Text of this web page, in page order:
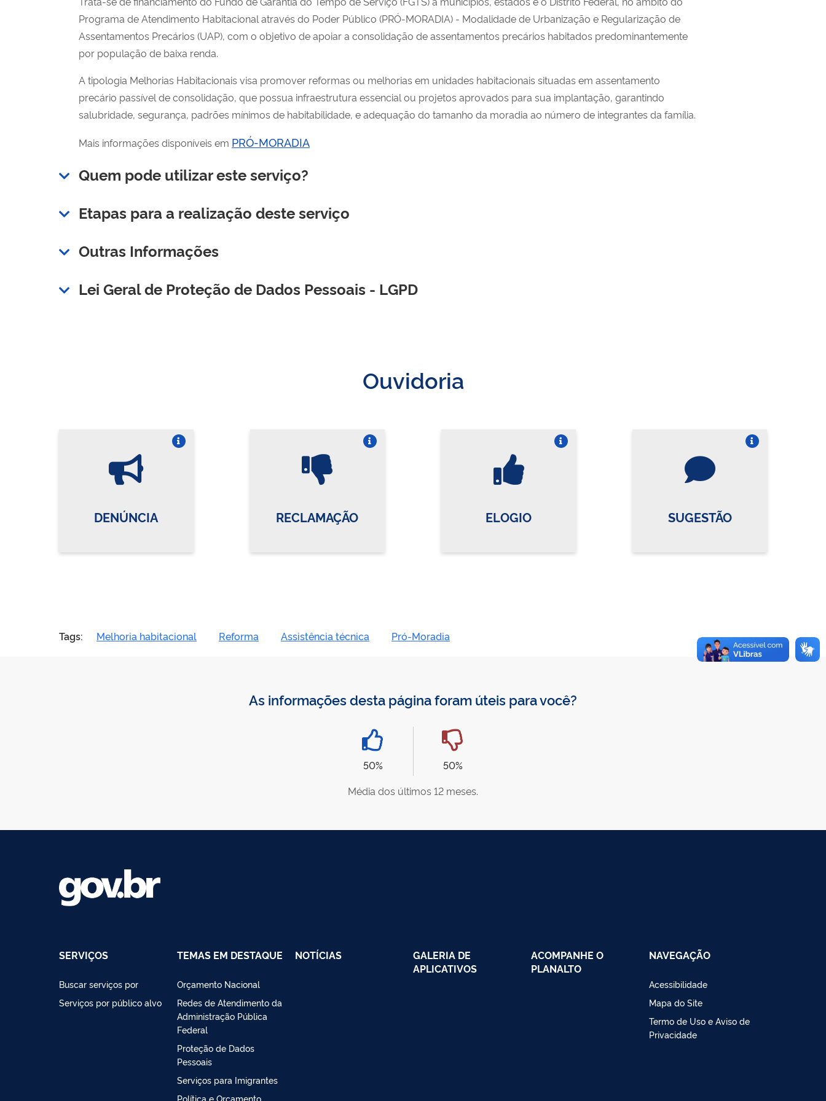
Programa de Atendimento Habitacional através do Poder Público (PRÓ-MORADIA) - Modalidade de Urbanização e Regularização de
Assentamentos Precários (UAP), com o objetivo de apoiar a consolidação de assentamentos precários habitados predominantemente
por população de baixa renda.
A tipologia Melhorias Habitacionais visa promover reformas ou melhorias em unidades habitacionais situadas em assentamento
precário passível de consolidação, que possua infraestrutura essencial ou projetos aprovados para sua implantação, garantindo
salubridade, segurança, padrões mínimos de habitabilidade, e adequação do tamanho da moradia ao número de integrantes da família.
Mais informações disponíveis em PRÓ-MORADIA
Quem pode utilizar este serviço?
Etapas para a realização deste serviço
Outras Informações
Lei Geral de Proteção de Dados Pessoais - LGPD
Ouvidoria
DENÚNCIA RECLAMAÇÃO ELOGIO SUGESTÃO
Tags: Melhoria habitacional Reforma Assistência técnica Pró-Moradia
As informações desta página foram úteis para você?
50%
50%
Média dos últimos 12 meses.
SERVIÇOS
Buscar serviços por
Serviços por público alvo
TEMAS EM DESTAQUE
Orçamento Nacional
Redes de Atendimento da
Administração Pública
Federal
Proteção de Dados
Pessoais
Serviços para Imigrantes
Política e Orçamento
NOTÍCIAS
GALERIA DE
APLICATIVOS
ACOMPANHE O
PLANALTO
NAVEGAÇÃO
Acessibilidade
Mapa do Site
Termo de Uso e Aviso de
Privacidade